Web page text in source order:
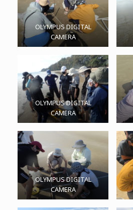
OLYMPUS DIGITAL
CAMERA
OLYMPUS DIGITAL
CAMERA
OLYMPUS DIGITAL
CAMERA